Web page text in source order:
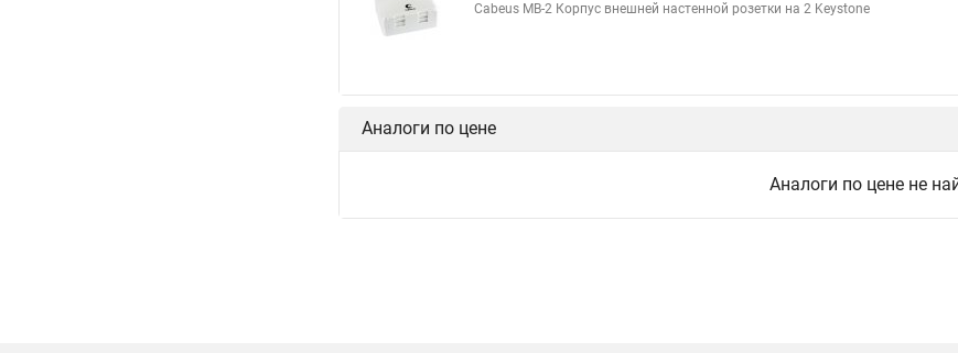
Cabeus MB-2 Корпус внешней настенной розетки на 2 Keystone
Аналоги по цене
Аналоги по цене не